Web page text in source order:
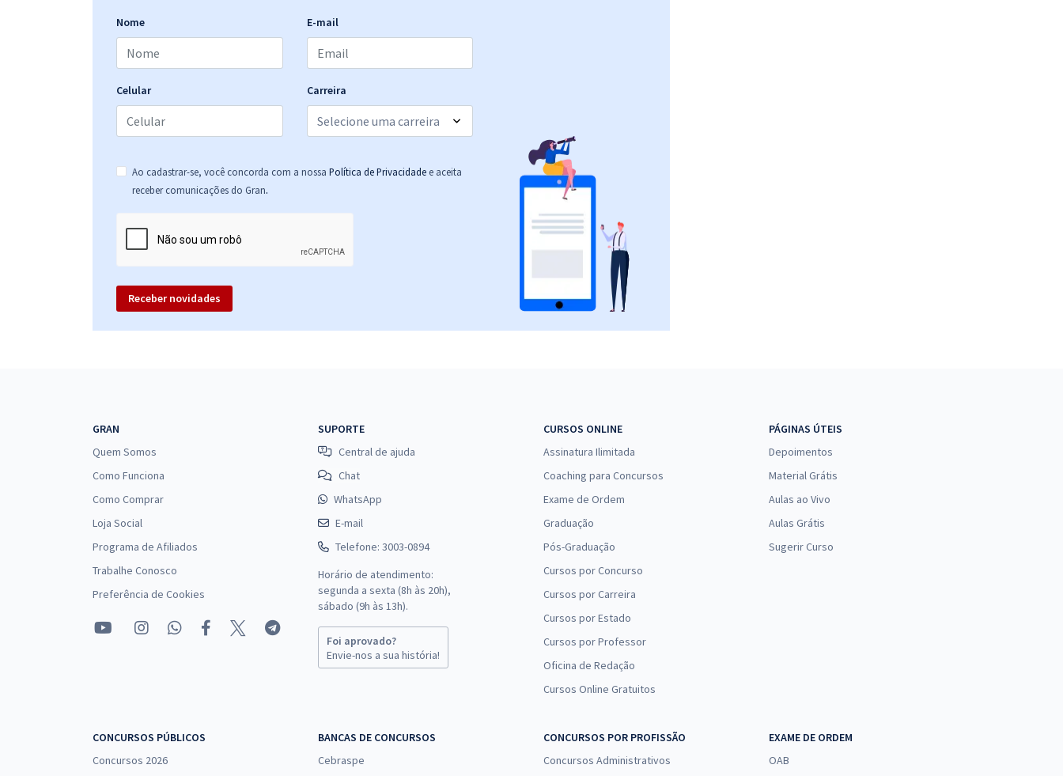
Nome E-mail
Celular Carreira
Ao cadastrar-se, você concorda com a nossa Política de Privacidade e aceita
receber comunicações do Gran.
Receber novidades
GRAN
Quem Somos
Como Funciona
Como Comprar
Loja Social
Programa de Afiliados
Trabalhe Conosco
Preferência de Cookies
SUPORTE
Central de ajuda
Chat
WhatsApp
E-mail
Telefone: 3003-0894
Horário de atendimento:
segunda a sexta (8h às 20h),
sábado (9h às 13h).
Foi aprovado?
Envie-nos a sua história!
CURSOS ONLINE
Assinatura Ilimitada
Coaching para Concursos
Exame de Ordem
Graduação
Pós-Graduação
Cursos por Concurso
Cursos por Carreira
Cursos por Estado
Cursos por Professor
Oficina de Redação
Cursos Online Gratuitos
PÁGINAS ÚTEIS
Depoimentos
Material Grátis
Aulas ao Vivo
Aulas Grátis
Sugerir Curso
CONCURSOS PÚBLICOS
Concursos 2026
BANCAS DE CONCURSOS
Cebraspe
CONCURSOS POR PROFISSÃO
Concursos Administrativos
EXAME DE ORDEM
OAB